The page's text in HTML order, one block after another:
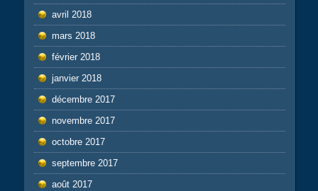
avril 2018
mars 2018
février 2018
janvier 2018
décembre 2017
novembre 2017
octobre 2017
septembre 2017
août 2017